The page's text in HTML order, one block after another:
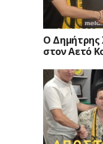
O
στον Αετό